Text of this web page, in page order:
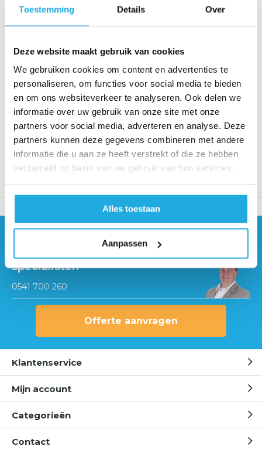
Toestemming Details Over
Deze website maakt gebruik van cookies
We gebruiken cookies om content en advertenties te
personaliseren, om functies voor social media te bieden
en om ons websiteverkeer te analyseren. Ook delen we
informatie over uw gebruik van onze site met onze
partners voor social media, adverteren en analyse. Deze
partners kunnen deze gegevens combineren met andere
informatie die u aan ze heeft verstrekt of die ze hebben
verzameld op basis van uw gebruik van hun services.
Alles toestaan
Aanpassen
Offerte aanvragen
Binnen 1 werkdag een reactie
Al meer dan 20 jaar ervaring
Uitsluitend kwaliteitsproducten
specialisten
0541 700 260
Offerte aanvragen
Klantenservice
Mijn account
Categorieën
Contact